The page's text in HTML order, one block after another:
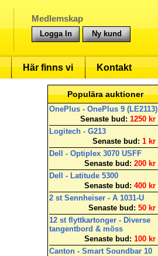
Medlemskap
Logga In Ny kund
Här finns vi Kontakt
Populära auktioner
OnePlus - OnePlus 9 (LE2113)
Senaste bud: 1250 kr
Logitech - G213
Senaste bud: 1 kr
Dell - Optiplex 3070 USFF
Senaste bud: 200 kr
Dell - Latitude 5300
Senaste bud: 400 kr
2 st Sennheiser - A 1031-U
Senaste bud: 50 kr
12 st flyttkartonger - Diverse
tangentbord & möss
Senaste bud: 100 kr
Canton - Smart Soundbar 10